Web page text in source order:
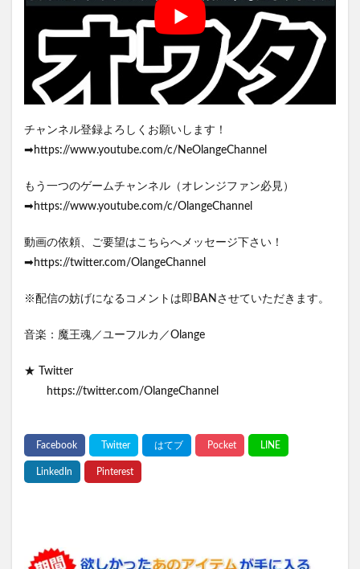
チャンネル登録よろしくお願いします！
➡https://www.youtube.com/c/NeOlangeChannel
もう一つのゲームチャンネル（オレンジファン必見）
➡https://www.youtube.com/c/OlangeChannel
動画の依頼、ご要望はこちらへメッセージ下さい！
➡https://twitter.com/OlangeChannel
※配信の妨げになるコメントは即BANさせていただきます。
音楽：魔王魂／ユーフルカ／Olange
★ Twitter
https://twitter.com/OlangeChannel